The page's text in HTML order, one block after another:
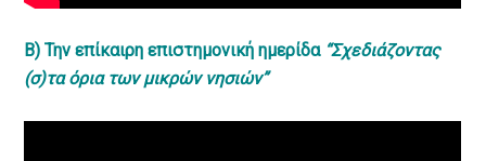
Β) Την επίκαιρη επιστημονικήημερίδα “Σχεδιάζοντας
(σ)τα όρια των μικρών νησιών”